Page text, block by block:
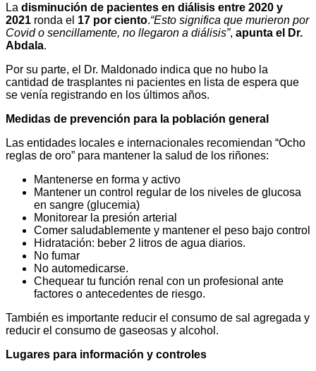
La disminución de pacientes en diálisis entre 2020 y
2021 ronda el 17 por ciento.“Esto significa que murieron por
Covid o sencillamente, no llegaron a diálisis”, apunta el Dr.
Abdala.
Por su parte, el Dr. Maldonado indica que no hubo la
cantidad de trasplantes ni pacientes en lista de espera que
se venía registrando en los últimos años.
Medidas de prevención para la población general
Las entidades locales e internacionales recomiendan “Ocho
reglas de oro” para mantener la salud de los riñones:
Mantenerse en forma y activo
Mantener un control regular de los niveles de glucosa
en sangre (glucemia)
Monitorear la presión arterial
Comer saludablemente y mantener el peso bajo control
Hidratación: beber 2 litros de agua diarios.
No fumar
No automedicarse.
Chequear tu función renal con un profesional ante
factores o antecedentes de riesgo.
También es importante reducir el consumo de sal agregada y
reducir el consumo de gaseosas y alcohol.
Lugares para información y controles